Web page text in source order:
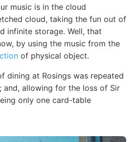
music is in the cloud
cloud, taking the fun out of
infinite storage. Well, that
by using the music from the
of physical object.
dining at Rosings was repeated
and, allowing for the loss of Sir
only one card-table